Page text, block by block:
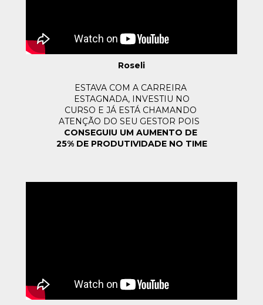
Roseli
ESTAVA COM A CARREIRA
ESTAGNADA, INVESTIU NO
CURSO E JÁ ESTÁ CHAMANDO
CONSEGUIU UM AUMENTO DE
25% DE PRODUTIVIDADE NO TIME